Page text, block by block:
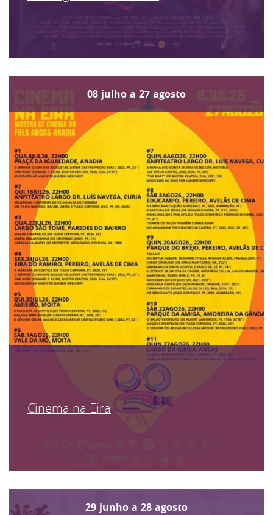
08 julho a 27 agosto
Cinema na Eira
29 junho a 28 agosto